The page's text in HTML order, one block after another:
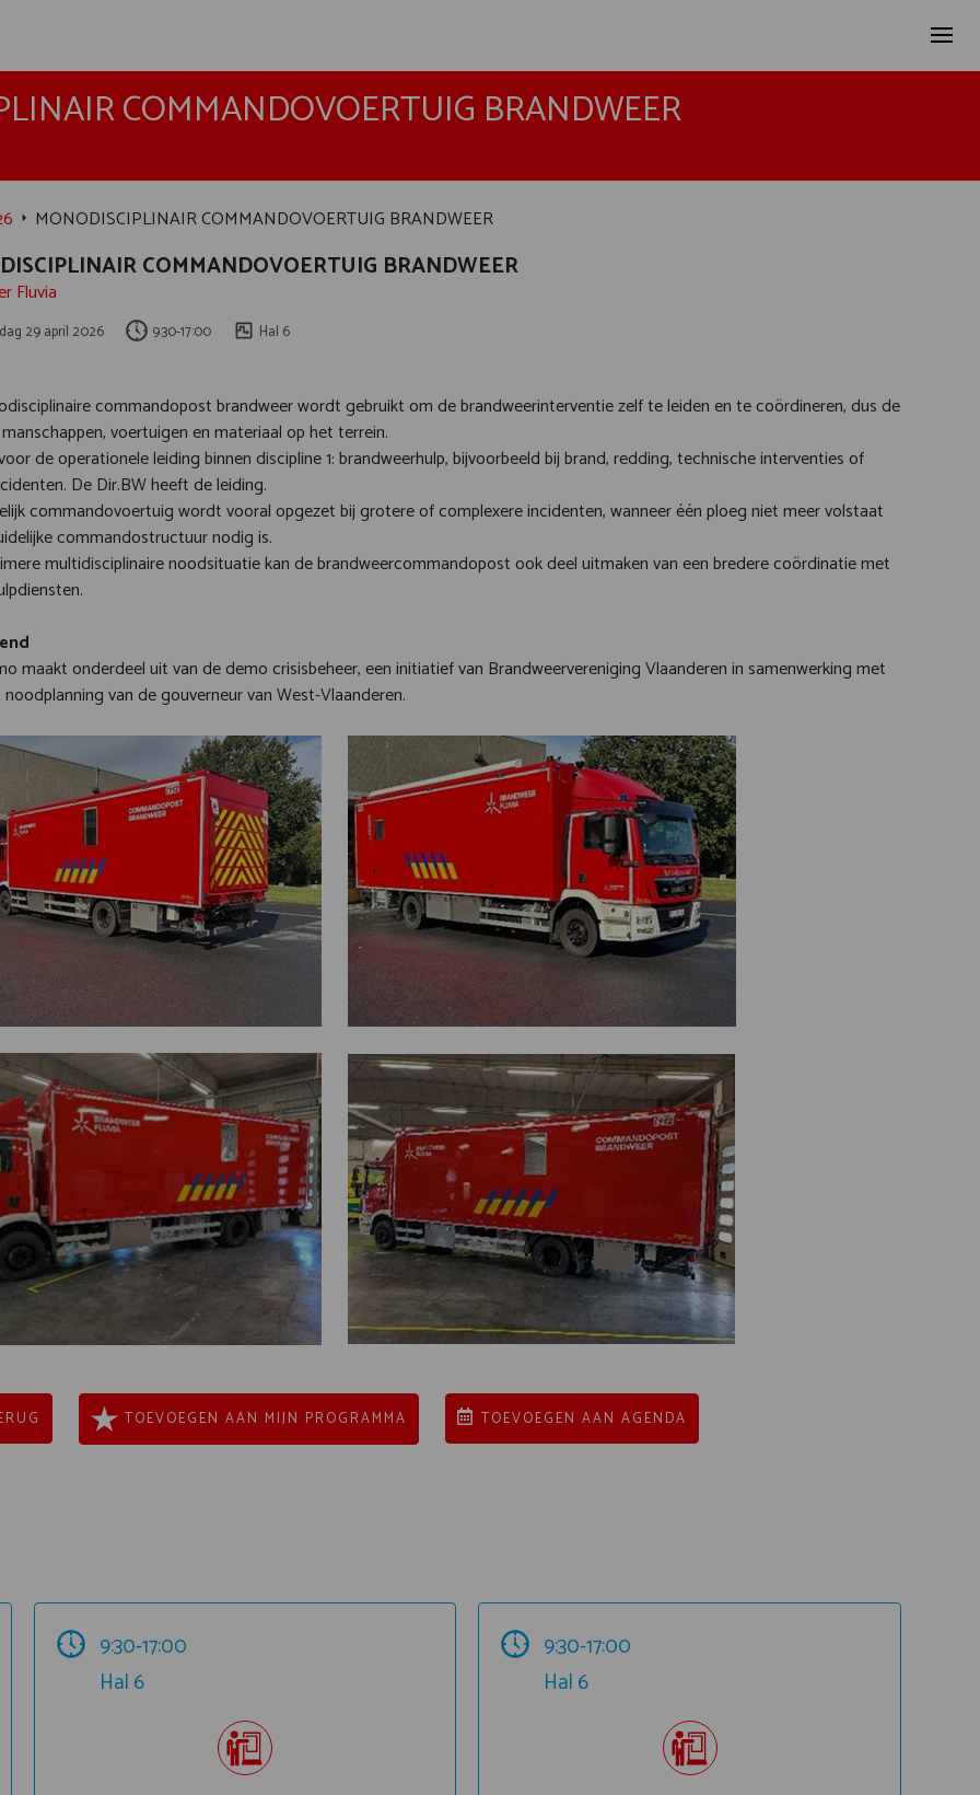
COMMANDOVOERTUIG BRANDWEER
MONODISCIPLINAIR COMMANDOVOERTUIG BRANDWEER
COMMANDOVOERTUIG BRANDWEER
Fluvia
29 april 2026 9:30-17:00 Hal 6
commandopost brandweer wordt gebruikt om de brandweerinterventie zelf te leiden en te coördineren, dus de
voertuigen en materiaal op het terrein.
de operationele leiding binnen discipline 1: brandweerhulp, bijvoorbeeld bij brand, redding, technische interventies of
De Dir.BW heeft de leiding.
commandovoertuig wordt vooral opgezet bij grotere of complexere incidenten, wanneer één ploeg niet meer volstaat
commandostructuur nodig is.
multidisciplinaire noodsituatie kan de brandweercommandopost ook deel uitmaken van een bredere coördinatie met
maakt onderdeel uit van de demo crisisbeheer, een initiatief van Brandweervereniging Vlaanderen in samenwerking met
van de gouverneur van West-Vlaanderen.
TOEVOEGEN AAN MIJN PROGRAMMA TOEVOEGEN AAN AGENDA
9:30-17:00
Hal 6
9:30-17:00
Hal 6